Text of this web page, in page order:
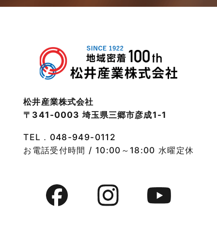
松井産業株式会社
〒341-0003 埼玉県三郷市彦成1-1
TEL． 048-949-0112
お電話受付時間 / 10:00～18:00 水曜定休